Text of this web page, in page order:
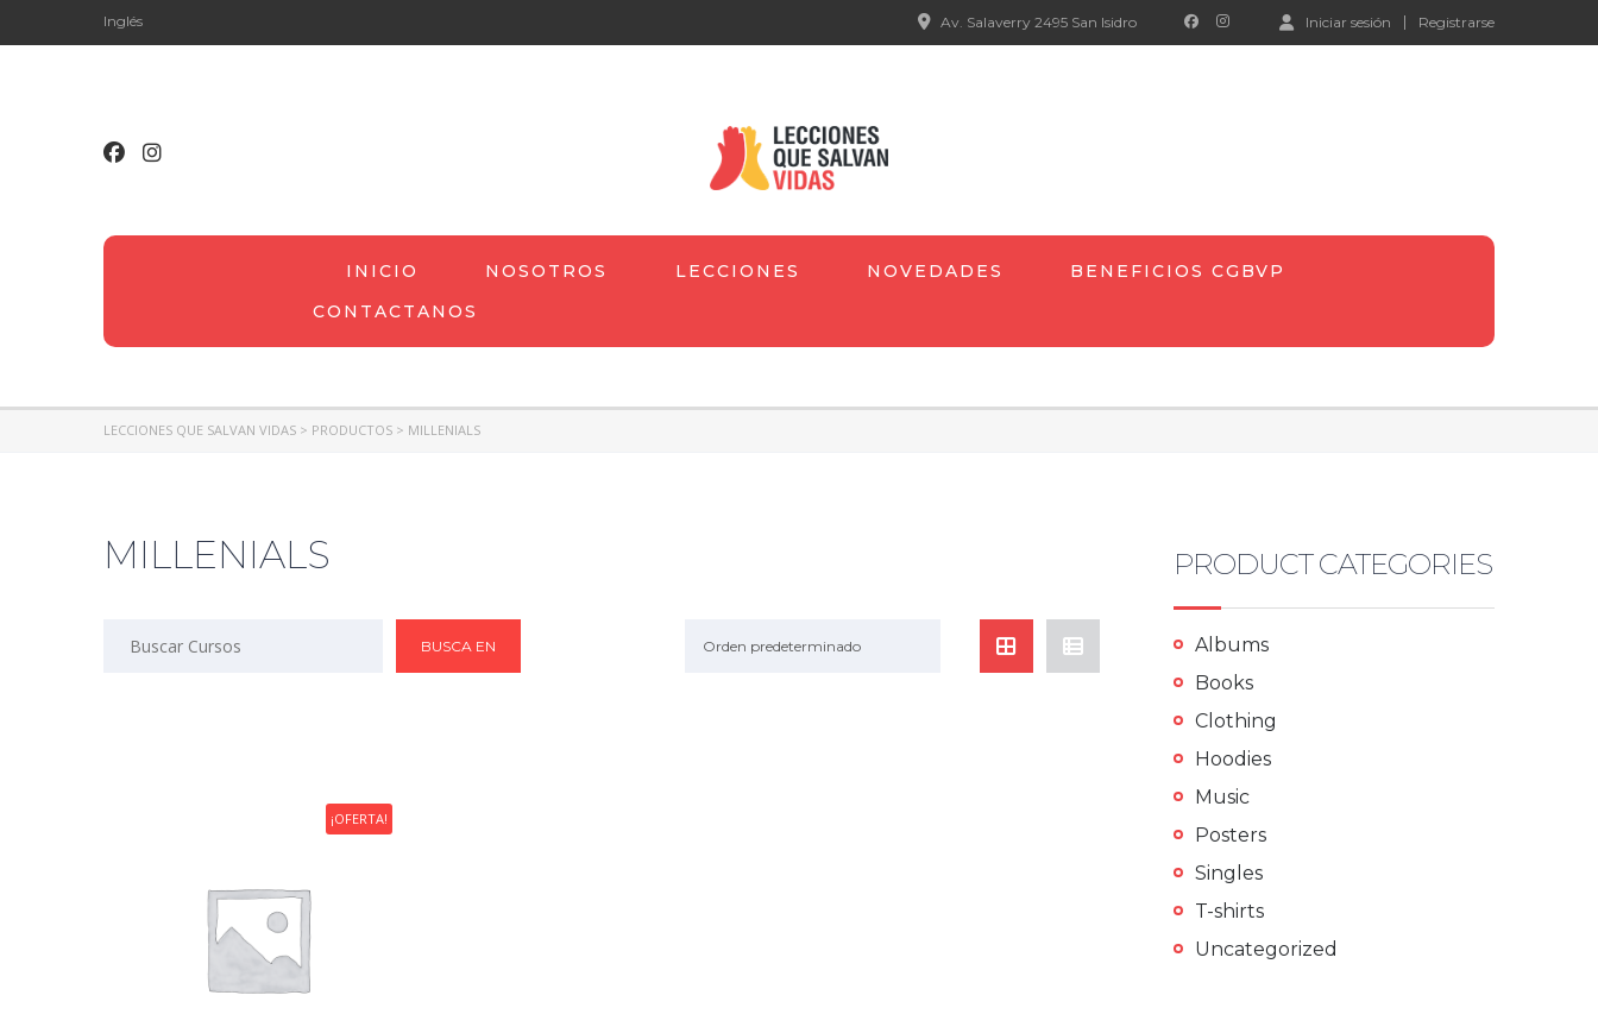
Inglés Iniciar sesión Registrarse
Av. Salaverry 2495 San Isidro
INICIO NOSOTROS LECCIONES NOVEDADES
BENEFICIOS CGBVP
CONTACTANOS
LECCIONES QUE SALVAN VIDAS > PRODUCTOS > MILLENIALS
MILLENIALS
Orden predeterminado
¡OFERTA!
PRODUCT CATEGORIES
Albums
Books
Clothing
Hoodies
Music
Posters
Singles
T-shirts
Uncategorized